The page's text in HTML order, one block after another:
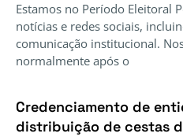
Estamos no Período Eleitoral
notícias e redes sociais,
comunicação institucional.
normalmente após o
Credenciamento de
distribuição de cestas